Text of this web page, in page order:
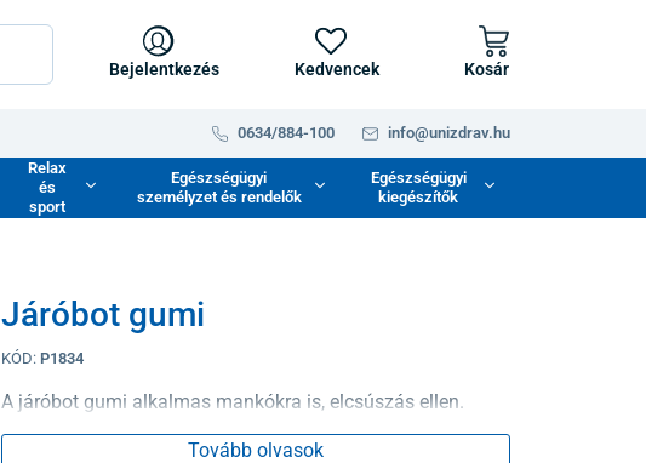
Bejelentkezés Kedvencek Kosár
0634/884-100 info@unizdrav.hu
Relax
és
sport
Egészségügyi
személyzet és rendelők
Egészségügyi
kiegészítők
Járóbot gumi
KÓD: P1834
A járóbot gumi alkalmas mankókra is, elcsúszás ellen.
Tovább olvasok